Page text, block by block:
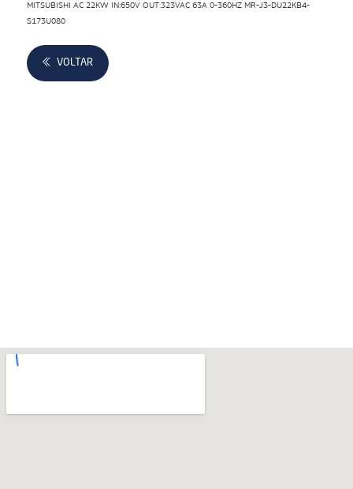
MITSUBISHI AC 22KW IN:650V OUT:323VAC 63A 0-360HZ MR-J3-DU22KB4-
S173U080
VOLTAR